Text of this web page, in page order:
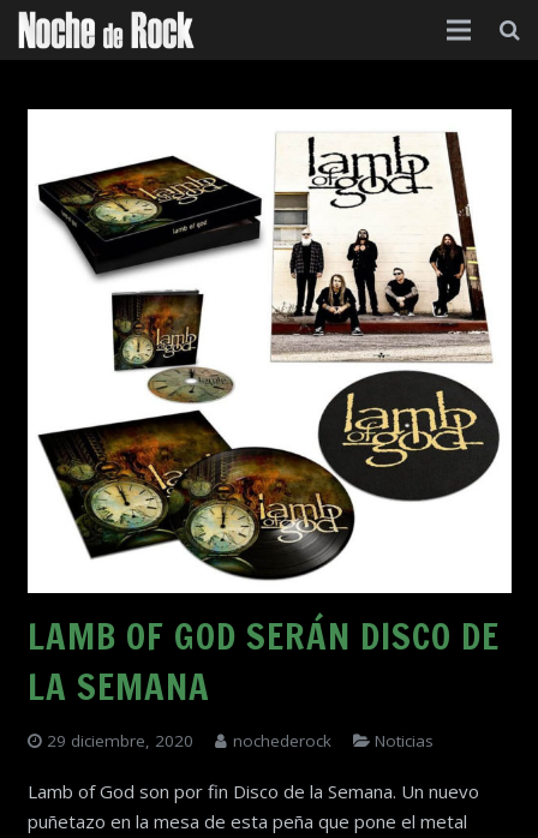
Agenda
LAMB OF GOD SERÁN DISCO DE
LA SEMANA
29 diciembre, 2020 nochederock Noticias
Lamb of God son por fin Disco de la Semana. Un nuevo
puñetazo en la mesa de esta peña que pone el metal